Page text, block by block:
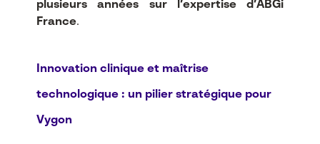
plusieurs années sur l’expertise d’ABGi
France.
Innovation clinique et maîtrise
technologique : un pilier stratégique pour
Vygon